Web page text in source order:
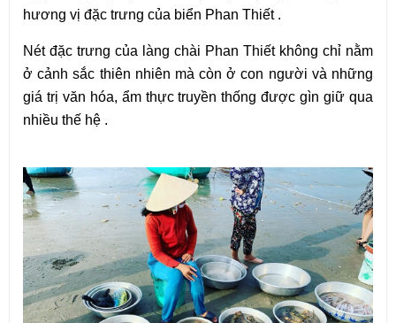
hương vị đặc trưng của biển Phan Thiết .
Nét đặc trưng của làng chài Phan Thiết không chỉ nằm
ở cảnh sắc thiên nhiên mà còn ở con người và những
giá trị văn hóa, ẩm thực truyền thống được gìn giữ qua
nhiều thế hệ .